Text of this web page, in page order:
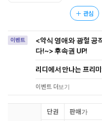
관심
이벤트
<악식 영애와 광혈 공
다!~> 후속권 UP!
리디에서 만나는 프리
이벤트 더보기
단권 판매가